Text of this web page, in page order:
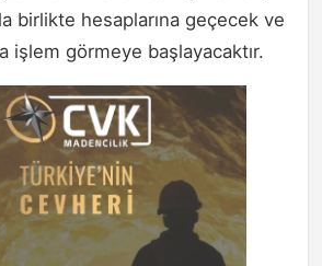
birlikte hesaplarına geçecek ve
işlem görmeye başlayacaktır.